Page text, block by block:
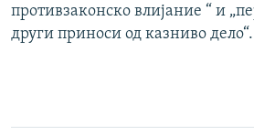
противзаконско влијание “ и
други приноси од казниво дело“.